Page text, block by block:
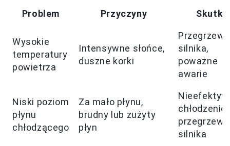
Problem Przyczyny Skutki
Wysokie
temperatury
powietrza
Intensywne słońce,
duszne korki
silnika,
poważne
awarie
Niski poziom
płynu
chłodzącego
Za mało płynu,
brudny lub zużyty
płyn
chłodzenie,
silnika